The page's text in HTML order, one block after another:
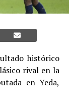
histórico
rival en la
en Yeda,